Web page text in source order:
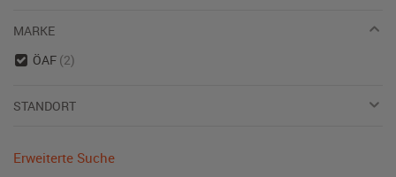
MARKE
ÖAF (2)
STANDORT
Erweiterte Suche